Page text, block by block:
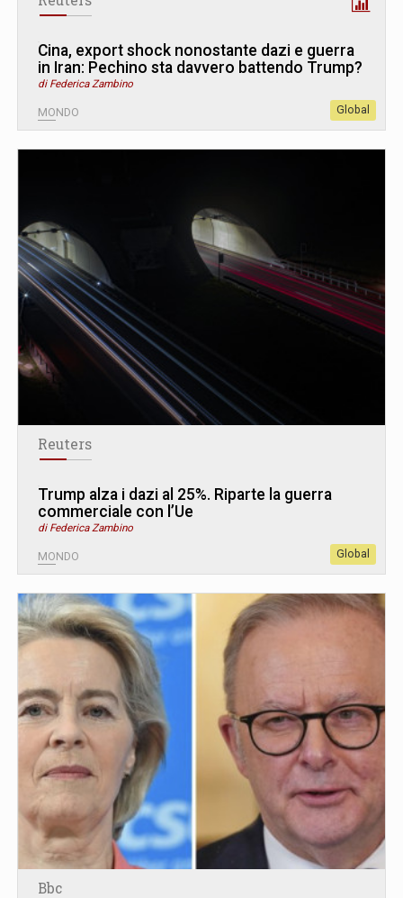
Cina, export shock nonostante dazi e guerra
in Iran: Pechino sta davvero battendo Trump?
di Federica Zambino
MONDO Global
Reuters
Trump alza i dazi al 25%. Riparte la guerra
commerciale con l’Ue
di Federica Zambino
MONDO Global
Bbc